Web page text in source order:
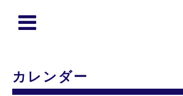
カレンダー